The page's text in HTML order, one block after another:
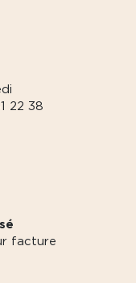
22 38
facture